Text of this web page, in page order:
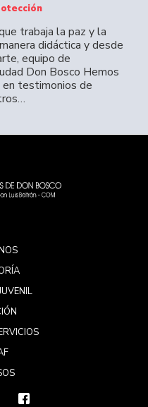
trabaja la paz y la
didáctica y desde
equipo de
Don Bosco Hemos
testimonios de